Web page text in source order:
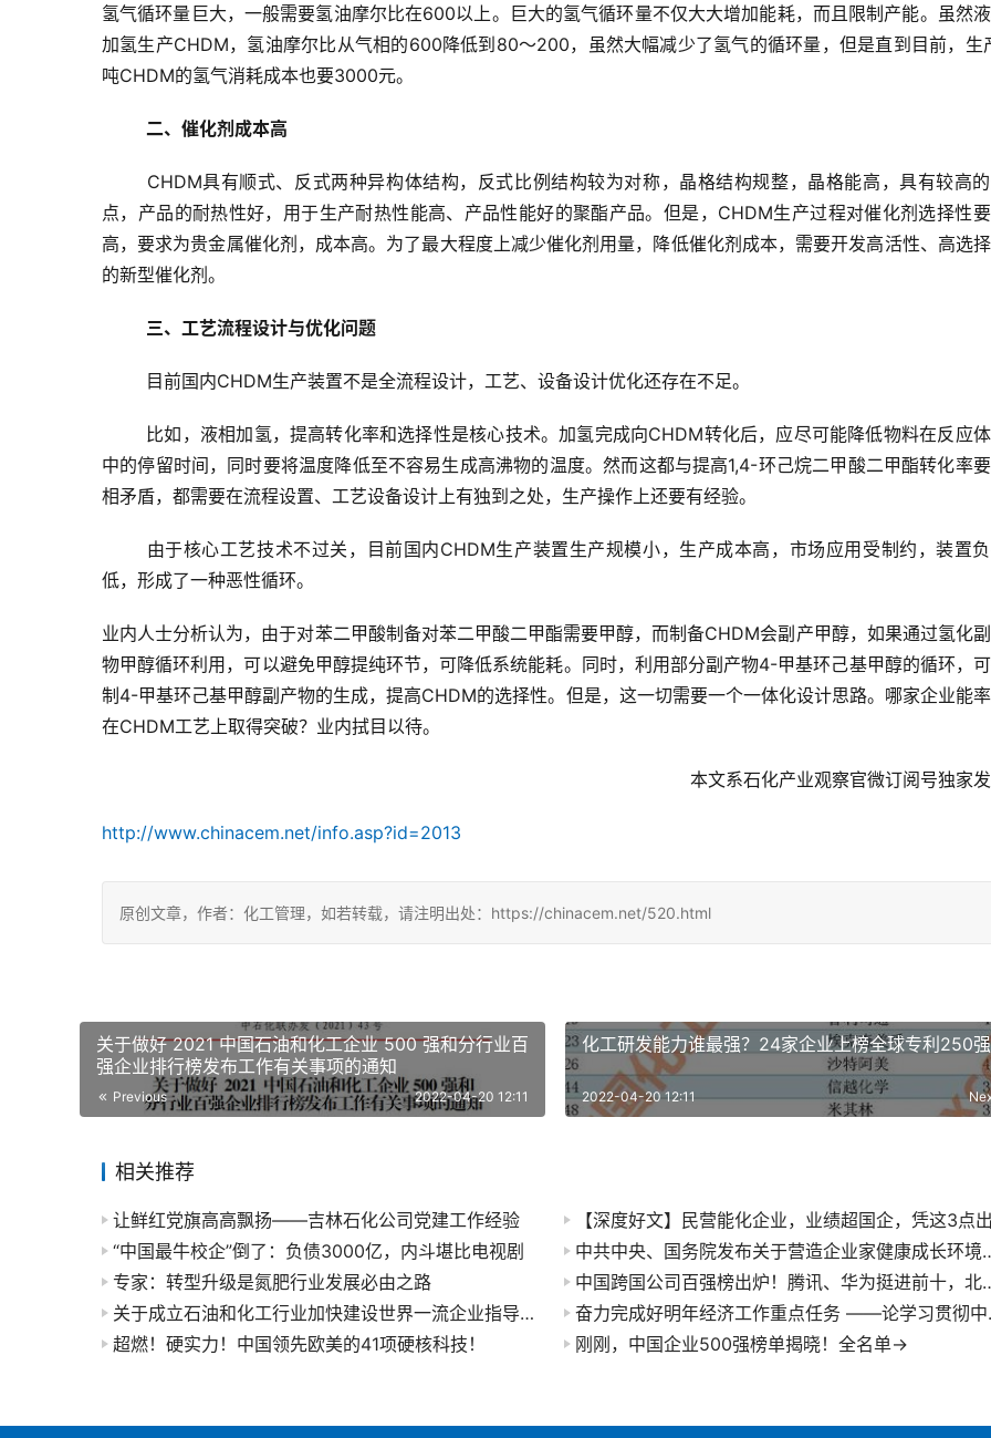
氢气循环量巨大，一般需要氢油摩尔比在600以上。巨大的氢气循环量不仅大大增加能耗，而且限制产能。虽然
加氢生产CHDM，氢油摩尔比从气相的600降低到80～200，虽然大幅减少了氢气的循环量，但是直到目前，生
吨CHDM的氢气消耗成本也要3000元。
二、催化剂成本高
CHDM具有顺式、反式两种异构体结构，反式比例结构较为对称，晶格结构规整，晶格能高，具有较高
点，产品的耐热性好，用于生产耐热性能高、产品性能好的聚酯产品。但是，CHDM生产过程对催化剂选择性
高，要求为贵金属催化剂，成本高。为了最大程度上减少催化剂用量，降低催化剂成本，需要开发高活性、高选
的新型催化剂。
三、工艺流程设计与优化问题
目前国内CHDM生产装置不是全流程设计，工艺、设备设计优化还存在不足。
比如，液相加氢，提高转化率和选择性是核心技术。加氢完成向CHDM转化后，应尽可能降低物料在反应
中的停留时间，同时要将温度降低至不容易生成高沸物的温度。然而这都与提高1,4-环己烷二甲酸二甲酯转化率
相矛盾，都需要在流程设置、工艺设备设计上有独到之处，生产操作上还要有经验。
由于核心工艺技术不过关，目前国内CHDM生产装置生产规模小，生产成本高，市场应用受制约，装置
低，形成了一种恶性循环。
业内人士分析认为，由于对苯二甲酸制备对苯二甲酸二甲酯需要甲醇，而制备CHDM会副产甲醇，如果通过氢化
物甲醇循环利用，可以避免甲醇提纯环节，可降低系统能耗。同时，利用部分副产物4-甲基环己基甲醇的循环，
制4-甲基环己基甲醇副产物的生成，提高CHDM的选择性。但是，这一切需要一个一体化设计思路。哪家企业能
在CHDM工艺上取得突破？业内拭目以待。
本文系石化产业观察官微订阅号独家
http://www.chinacem.net/info.asp?id=2013
原创文章，作者：化工管理，如若转载，请注明出处：https://chinacem.net/520.html
关于做好 2021 中国石油和化工企业 500 强和分行业百
强企业排行榜发布工作有关事项的通知
Previous 2022-04-20 12:11
化工研发能力谁最强？24家企业上榜全球专利250
2022-04-20 12:11
相关推荐
让鲜红党旗高高飘扬——吉林石化公司党建工作经验
“中国最牛校企”倒了：负债3000亿，内斗堪比电视剧
中共中央、国务院发布关于营造企
专家：转型升级是氮肥行业发展必由之路
中国跨国公司百强榜出炉！腾讯、华
关于成立石油和化工行业加快建设世界一流企业指导委员会的通知
奋力完成
超燃！硬实力！中国领先欧美的41项硬核科技！
刚刚，中国企业500强榜单揭晓！全名单→